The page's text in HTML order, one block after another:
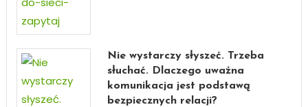
Nie wystarczy słyszeć. Trzeba
słuchać. Dlaczego uważna
komunikacja jest podstawą
bezpiecznych relacji?